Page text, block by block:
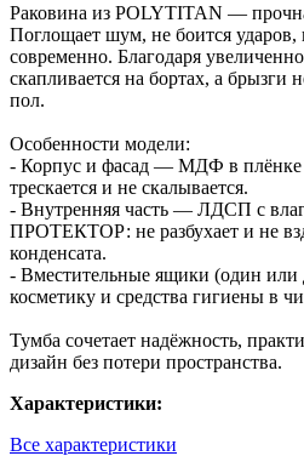
Раковина из POLYTITAN —
Поглощает шум, не боится ударов,
современно. Благодаря
скапливается на бортах, а брызги
пол.
Особенности модели:
- Корпус и фасад — МДФ в плёнке
трескается и не скалывается.
- Внутренняя часть — ЛДСП с
ПРОТЕКТОР: не разбухает и не
конденсата.
- Вместительные ящики (один
косметику и средства гигиены в
Тумба сочетает надёжность,
дизайн без потери пространства.
Характеристики:
Все характеристики